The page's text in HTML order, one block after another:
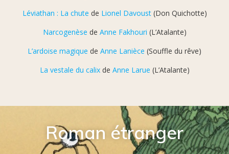
Léviathan : La chute de Lionel Davoust(Don Quichotte)
Narcogenèse de Anne Fakhouri (L’Atalante)
L’ardoise magique de Anne Lanièce (Souffle du rêve)
La vestale du calixde Anne Larue (L’Atalante)
Roman étranger